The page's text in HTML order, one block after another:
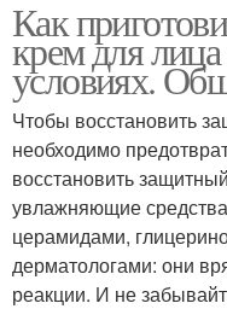
Как
крем для
условиях.
Чтобы восстановить
необходимо
восстановить
увлажняющие
церамидами,
дерматологами: они
реакции. И не